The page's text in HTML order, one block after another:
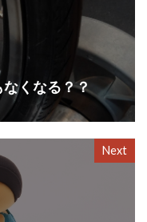
くなる？？
Next